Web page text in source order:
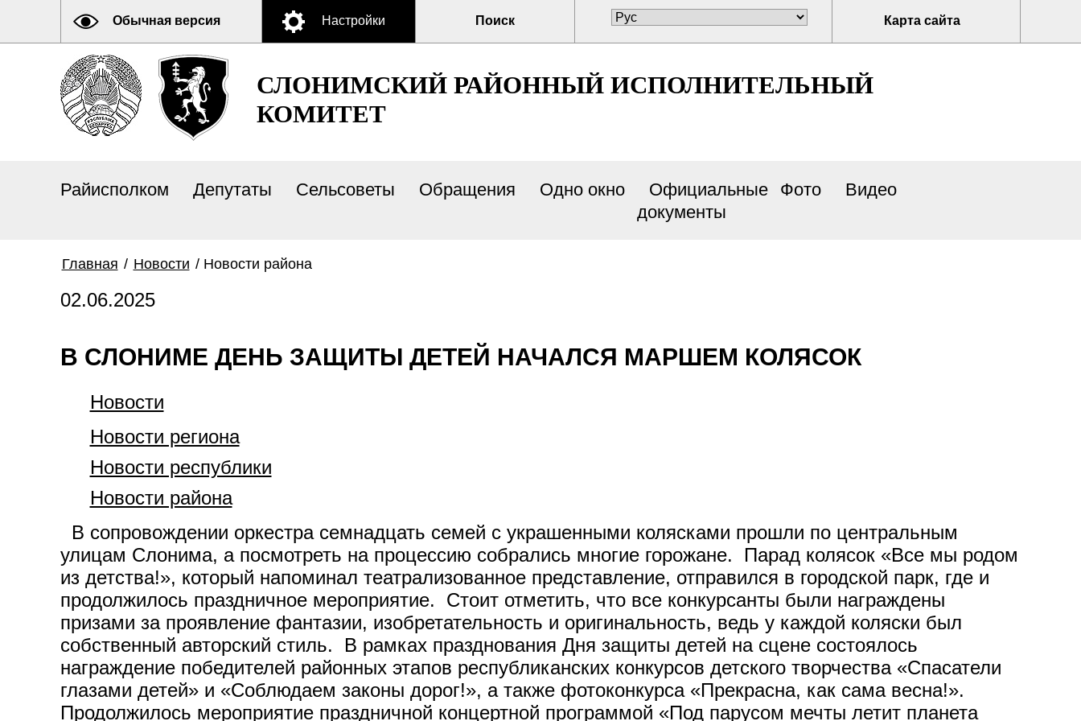
Обычная версия Настройки Поиск Карта сайта
СЛОНИМСКИЙ РАЙОННЫЙ ИСПОЛНИТЕЛЬНЫЙ
КОМИТЕТ
Райисполком Депутаты Сельсоветы Обращения Одно окно
Официальные
документы
Фото Видео
Главная / Новости / Новости района
02.06.2025
В СЛОНИМЕ ДЕНЬ ЗАЩИТЫ ДЕТЕЙ НАЧАЛСЯ МАРШЕМ КОЛЯСОК
Новости
Новости региона
Новости республики
Новости района
В сопровождении оркестра семнадцать семей с украшенными колясками прошли по центральным
улицам Слонима, а посмотреть на процессию собрались многие горожане. Парад колясок «Все мы родом
из детства!», который напоминал театрализованное представление, отправился в городской парк, где и
продолжилось праздничное мероприятие. Стоит отметить, что все конкурсанты были награждены
призами за проявление фантазии, изобретательность и оригинальность, ведь у каждой коляски был
собственный авторский стиль. В рамках празднования Дня защиты детей на сцене состоялось
награждение победителей районных этапов республиканских конкурсов детского творчества «Спасатели
глазами детей» и «Соблюдаем законы дорог!», а также фотоконкурса «Прекрасна, как сама весна!».
Продолжилось мероприятие праздничной концертной программой «Под парусом мечты летит планета